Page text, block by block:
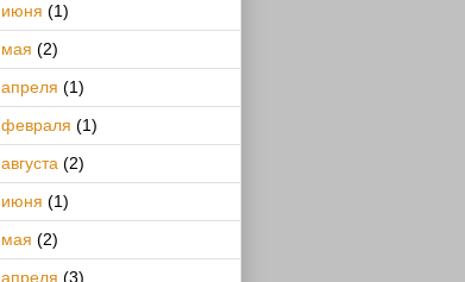
июня (1)
мая (2)
апреля (1)
февраля (1)
августа (2)
июня (1)
мая (2)
апреля (3)